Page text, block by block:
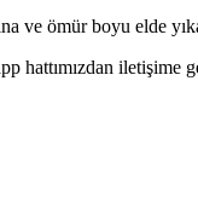
ve ömür boyu elde
hattımızdan iletişime